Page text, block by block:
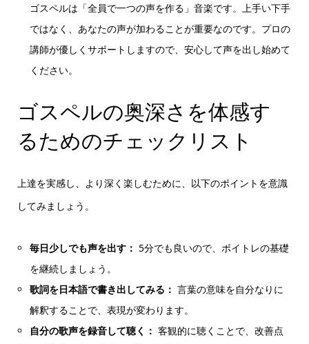
ゴスペルは「全員で一つの声を作る」音楽です。上手い下手
ではなく、あなたの声が加わることが重要なのです。プロの
講師が優しくサポートしますので、安心して声を出し始めて
ください。
ゴスペルの奥深さを体感す
るためのチェックリスト
上達を実感し、より深く楽しむために、以下のポイントを意識
してみましょう。
毎日少しでも声を出す： 5分でも良いので、ボイトレの基礎
を継続しましょう。
歌詞を日本語で書き出してみる： 言葉の意味を自分なりに
解釈することで、表現が変わります。
自分の歌声を録音して聴く： 客観的に聴くことで、改善点